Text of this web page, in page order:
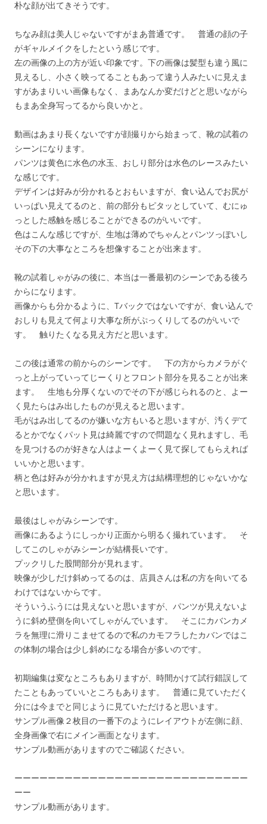
朴な顔が出てきそうです。
ちなみ顔は美人じゃないですがまあ普通です。 普通の顔の子
がギャルメイクをしたという感じです。
左の画像の上の方が近い印象です。下の画像は髪型も違う風に
見えるし、小さく映ってることもあって違う人みたいに見えま
すがあまりいい画像もなく、まあなんか変だけどと思いながら
もまあ全身写ってるから良いかと。
動画はあまり長くないですが顔撮りから始まって、靴の試着の
シーンになります。
パンツは黄色に水色の水玉、おしり部分は水色のレースみたい
な感じです。
デザインは好みが分かれるとおもいますが、食い込んでお尻が
いっぱい見えてるのと、前の部分もピタッとしていて、むにゅ
っとした感触を感じることができるのがいいです。
色はこんな感じですが、生地は薄めでちゃんとパンツっぽいし
その下の大事なところを想像することが出来ます。
靴の試着しゃがみの後に、本当は一番最初のシーンである後ろ
からになります。
画像からも分かるように、Tバックではないですが、食い込んで
おしりも見えて何より大事な所がぷっくりしてるのがいいで
す。 触りたくなる見え方だと思います。
この後は通常の前からのシーンです。 下の方からカメラがぐ
っと上がっていってじーくりとフロント部分を見ることが出来
ます。 生地も分厚くないのでその下が感じられるのと、よー
く見たらはみ出したものが見えると思います。
毛がはみ出してるのが嫌いな方もいると思いますが、汚くデて
るとかでなくパット見は綺麗ですので問題なく見れますし、毛
を見つけるのが好きな人はよーくよーく見て探してもらえれば
いいかと思います。
柄と色は好みが分かれますが見え方は結構理想的じゃないかな
と思います。
最後はしゃがみシーンです。
画像にあるようにしっかり正面から明るく撮れています。 そ
してこのしゃがみシーンが結構長いです。
プックリした股間部分が見れます。
映像が少しだけ斜めってるのは、店員さんは私の方を向いてる
わけではないからです。
そういうふうには見えないと思いますが、パンツが見えないよ
うに斜め壁側を向いてしゃがんでいます。 そこにカバンカメ
ラを無理に滑りこませてるので私のカモフラしたカバンではこ
の体制の場合は少し斜めになる場合が多いのです。
初期編集は変なところもありますが、時間かけて試行錯誤して
たこともあっていいところもあります。 普通に見ていただく
分には今までと同じように見ていただけると思います。
サンプル画像２枚目の一番下のようにレイアウトが左側に顔、
全身画像で右にメイン画面となります。
サンプル動画がありますのでご確認ください。
ーーーーーーーーーーーーーーーーーーーーーーーーーーーー
ーー
サンプル動画があります。